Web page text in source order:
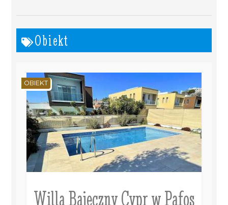
Obiekt
Willa Bajeczny Cypr w Pafos
OBIEKT